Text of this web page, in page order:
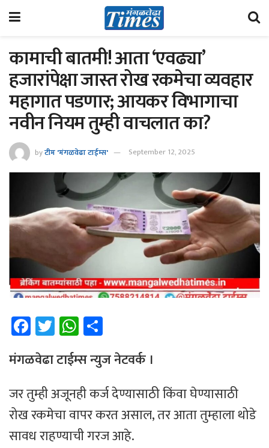
कामाची बातमी! आता ‘एवढ्या’
हजारांपेक्षा जास्त रोख रकमेचा व्यवहार
महागात पडणार; आयकर विभागाचा
नवीन नियम तुम्ही वाचलात का?
byटीम 'मंगळवेढा टाईम्स' September 12, 2025
Fa
ce
b
o
ok
T
wi
tt
er
W
h
at
sA
p
p
ar
e
मंगळवेढा टाईम्स न्युज नेटवर्क ।
जर तुम्ही अजूनही कर्ज देण्यासाठी किंवा घेण्यासाठी
रोख रकमेचा वापर करत असाल, तर आता तुम्हाला थोडे
सावध राहण्याची गरज आहे.